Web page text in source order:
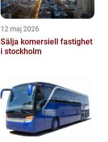
12 maj 2026
Sälja komersiell fastighet
i stockholm